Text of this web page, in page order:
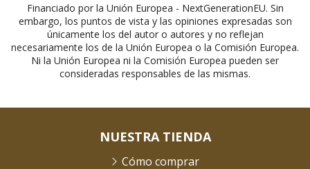
Financiado por la Unión Europea - NextGenerationEU. Sin
embargo, los puntos de vista y las opiniones expresadas son
únicamente los del autor o autores y no reflejan
necesariamente los de la Unión Europea o la Comisión Europea.
Ni la Unión Europea ni la Comisión Europea pueden ser
consideradas responsables de las mismas.
NUESTRA TIENDA
Cómo comprar